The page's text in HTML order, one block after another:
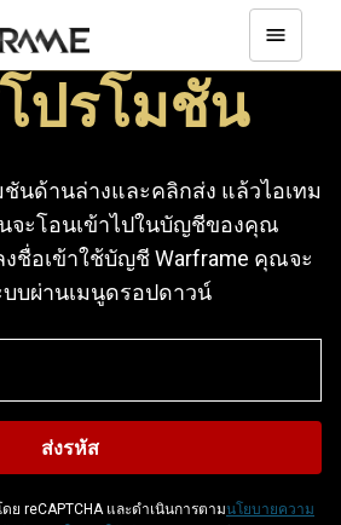
ปรโมชัน
นด้านล่างและคลิกส่ง แล้วไอเทม
จะโอนเข้าไปในบัญชีของคุณ
ชื่อเข้าใช้บัญชี Warframe คุณจะ
บบผ่านเมนูดรอปดาวน์
ย reCAPTCHA และดำเนินการตามนโยบายความ